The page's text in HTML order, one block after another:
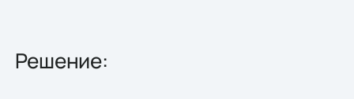
Решение: